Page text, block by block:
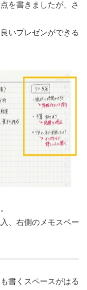
を書きましたが、さ
いプレゼンができる
、右側のメモスペー
書くスペースがはる